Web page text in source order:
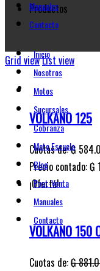
Manuales
Contacto
Inicio
Nosotros
Motos
Sucursales
Cobranza
Moto Escuela
Blog
Post-Venta
Manuales
Contacto
Productos
Grid viewList view
VOLKANO 125
Cuotas de:₲
Precio contado: ₲
¡Oferta!
VOLKANO 150
Cuotas de:₲